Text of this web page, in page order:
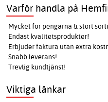
Varför handla på
Mycket för pengarna & stort
Endast kvalitetsprodukter!
Erbjuder faktura utan extra
Snabb leverans!
Trevlig kundtjänst!
Viktiga länkar